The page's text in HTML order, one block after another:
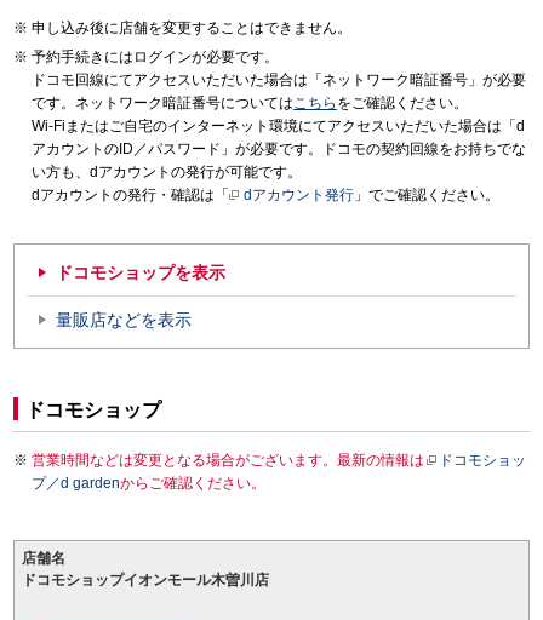
申し込み後に店舗を変更することはできません。
予約手続きにはログインが必要です。
ドコモ回線にてアクセスいただいた場合は「ネットワーク暗証番号」が必要
です。ネットワーク暗証番号についてはこちら をご確認ください。
Wi-Fiまたはご自宅のインターネット環境にてアクセスいただいた場合は「d
アカウントのID／パスワード」が必要です。ドコモの契約回線をお持ちでな
い方も、dアカウントの発行が可能です。
dアカウントの発行・確認は「
dアカウント発行 」でご確認ください。
ドコモショップを表示
量販店などを表示
ドコモショップ
営業時間などは変更となる場合がございます。最新の情報は
ドコモショッ
プ／d gardenからご確認ください。
店舗名
ドコモショップイオンモール木曽川店